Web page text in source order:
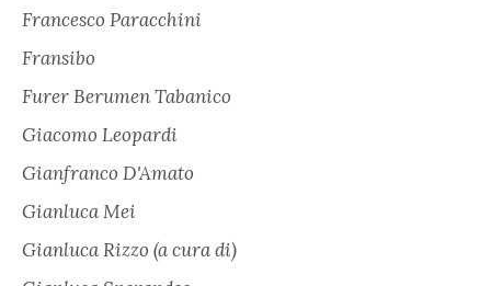
Francesco Paracchini
Fransibo
Furer Berumen Tabanico
Giacomo Leopardi
Gianfranco D'Amato
Gianluca Mei
Gianluca Rizzo (a cura di)